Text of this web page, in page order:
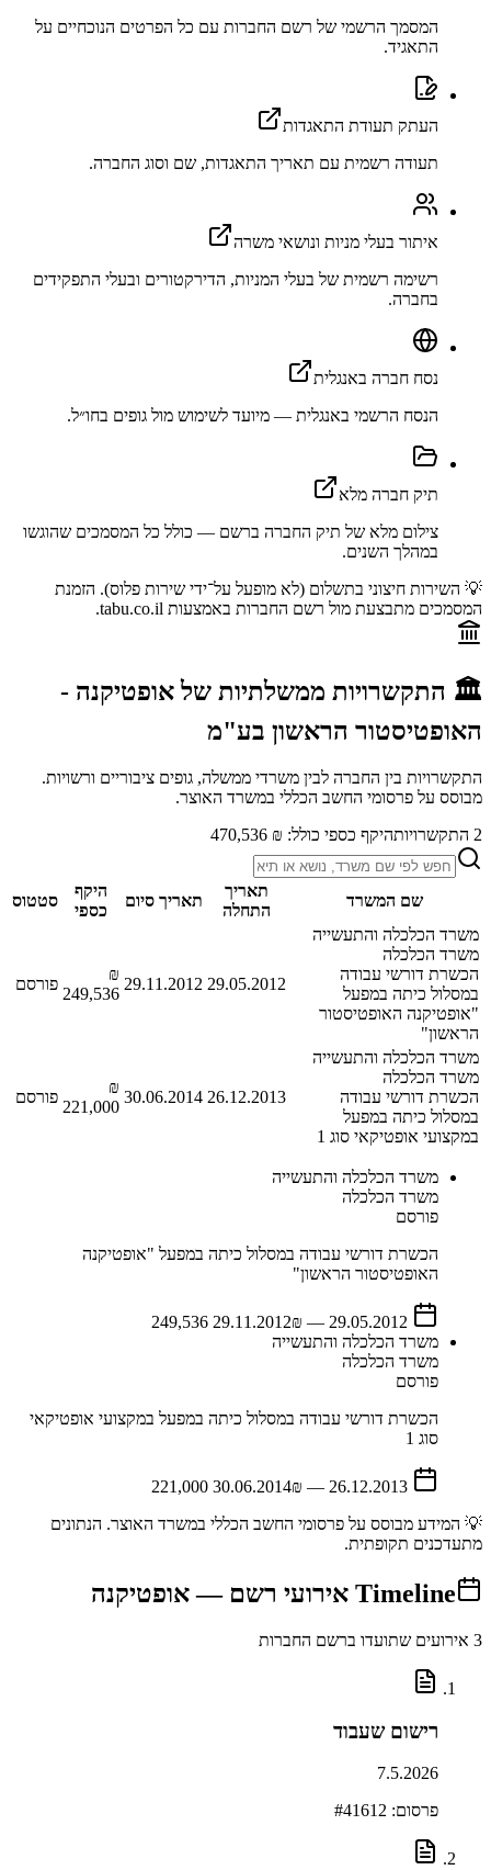
המסמך הרשמי של רשם החברות עם כל הפרטים הנוכחיים על
התאגיד.
העתק תעודת התאגדות
תעודה רשמית עם תאריך התאגדות, שם וסוג החברה.
איתור בעלי מניות ונושאי משרה
רשימה רשמית של בעלי המניות, הדירקטורים ובעלי התפקידים
בחברה.
נסח חברה באנגלית
הנסח הרשמי באנגלית — מיועד לשימוש מול גופים בחו״ל.
תיק חברה מלא
צילום מלא של תיק החברה ברשם — כולל כל המסמכים שהוגשו
במהלך השנים.
💡 השירות חיצוני בתשלום (לא מופעל על־ידי שירות פלוס). הזמנת
המסמכים מתבצעת מול רשם החברות באמצעות tabu.co.il.
🏛️ התקשרויות ממשלתיות של אופטיקנה -
האופטיסטור הראשון בע"מ
התקשרויות בין החברה לבין משרדי ממשלה, גופים ציבוריים ורשויות.
מבוסס על פרסומי החשב הכללי במשרד האוצר.
2 התקשרויותהיקף כספי כולל: ₪ 470,536
שם המשרד
תאריך
התחלה
תאריך סיום
היקף
כספי
סטטוס
משרד הכלכלה והתעשייה
משרד הכלכלה
הכשרת דורשי עבודה
במסלול כיתה במפעל
"אופטיקנה האופטיסטור
הראשון"
29.05.2012
29.11.2012
₪
249,536
פורסם
משרד הכלכלה והתעשייה
משרד הכלכלה
הכשרת דורשי עבודה
במסלול כיתה במפעל
במקצועי אופטיקאי סוג 1
26.12.2013
30.06.2014
₪
221,000
פורסם
משרד הכלכלה והתעשייה
משרד הכלכלה
פורסם
הכשרת דורשי עבודה במסלול כיתה במפעל "אופטיקנה
האופטיסטור הראשון"
29.05.2012
—
29.11.2012₪ 249,536
משרד הכלכלה והתעשייה
משרד הכלכלה
פורסם
הכשרת דורשי עבודה במסלול כיתה במפעל במקצועי אופטיקאי
סוג 1
26.12.2013
—
30.06.2014₪ 221,000
💡 המידע מבוסס על פרסומי החשב הכללי במשרד האוצר. הנתונים
מתעדכנים תקופתית.
Timeline אירועי רשם —אופטיקנה
3 אירועים שתועדו ברשם החברות
רישום שעבוד
7.5.2026
פרסום: # 41612